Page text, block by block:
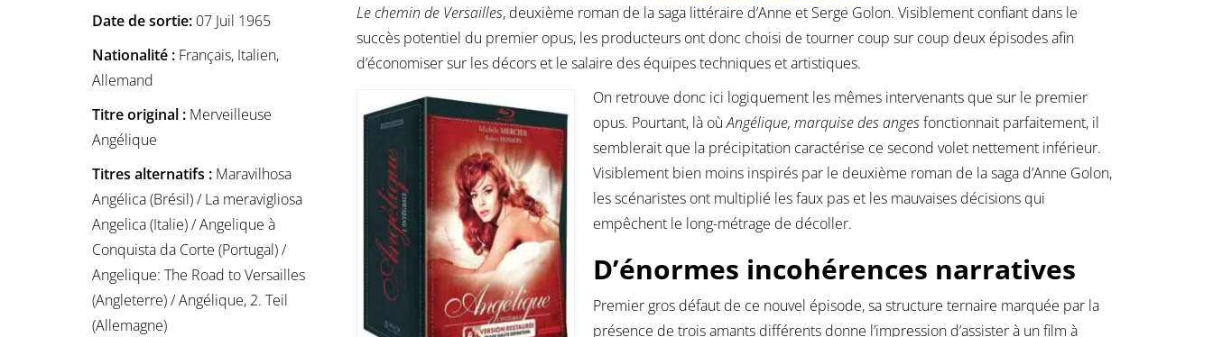
Date de sortie: 07 Juil 1965
Nationalité : Français, Italien,
Allemand
Titre original : Merveilleuse
Angélique
Titres alternatifs : Maravilhosa
Angélica (Brésil) / La meravigliosa
Angelica (Italie) / Angelique à
Conquista da Corte (Portugal) /
Angelique: The Road to Versailles
(Angleterre) / Angélique, 2. Teil
(Allemagne)
Le chemin de Versailles, deuxième roman de la saga littéraire d’Anne et Serge Golon. Visiblement confiant dans le
succès potentiel du premier opus, les producteurs ont donc choisi de tourner coup sur coup deux épisodes afin
d’économiser sur les décors et le salaire des équipes techniques et artistiques.
On retrouve donc ici logiquement les mêmes intervenants que sur le premier
opus. Pourtant, là oùAngélique, marquise des angesfonctionnait parfaitement, il
semblerait que la précipitation caractérise ce second volet nettement inférieur.
Visiblement bien moins inspirés par le deuxième roman de la saga d’Anne Golon,
les scénaristes ont multiplié les faux pas et les mauvaises décisions qui
empêchent le long-métrage de décoller.
D’énormes incohérences narratives
Premier gros défaut de ce nouvel épisode, sa structure ternaire marquée par la
présence de trois amants différents donne l’impression d’assister à un film à